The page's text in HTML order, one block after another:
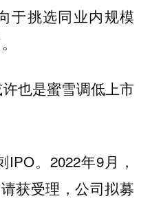
于挑选同业内规模
也是蜜雪调低上市
。2022年9月，
获受理，公司拟募